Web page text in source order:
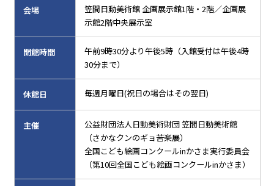
会場
笠間日動美術館 企画展示館1階・2階／企画展
示館2階中央展示室
開館時間
午前9時30分より午後5時（入館受付は午後4時
30分まで）
休館日 毎週月曜日(祝日の場合はその翌日)
主催
公益財団法人日動美術財団 笠間日動美術館
（さかなクンのギョ苦楽展）
全国こども絵画コンクールinかさま実行委員会
（第10回全国こども絵画コンクールinかさま）